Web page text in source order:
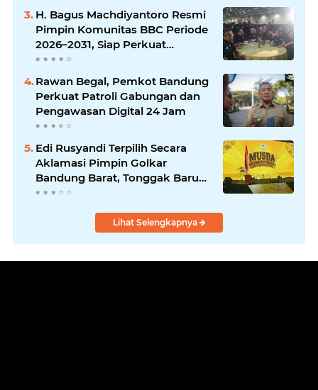
H. Bagus Machdiyantoro Resmi
Pimpin Komunitas BBC Periode
2026–2031, Siap Perkuat
Solidaritas dan Hadirkan
Program Nyata untuk
Masyarakat
Rawan Begal, Pemkot Bandung
Perkuat Patroli Gabungan dan
Pengawasan Digital 24 Jam
Edi Rusyandi Terpilih Secara
Aklamasi Pimpin Golkar
Bandung Barat, Tonggak Baru
Kepemimpinan Harmonis
Lihat Selengkapnya